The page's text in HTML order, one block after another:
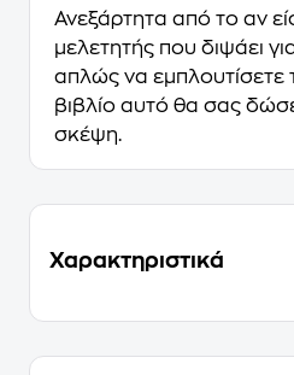
Ανεξάρτητα από το αν
μελετητής που διψάει
απλώς να εμπλουτίσετε
βιβλίο αυτό θα σας
σκέψη.
Χαρακτηριστικά